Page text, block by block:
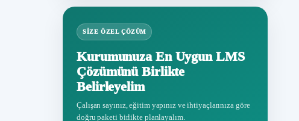
SIZE ÖZEL ÇÖZÜM
Kurumunuza En Uygun LMS
Çözümünü Birlikte
Belirleyelim
Çalışan sayınız, eğitim yapınız ve ihtiyaçlarınıza göre
doğru paketi birlikte planlayalım.